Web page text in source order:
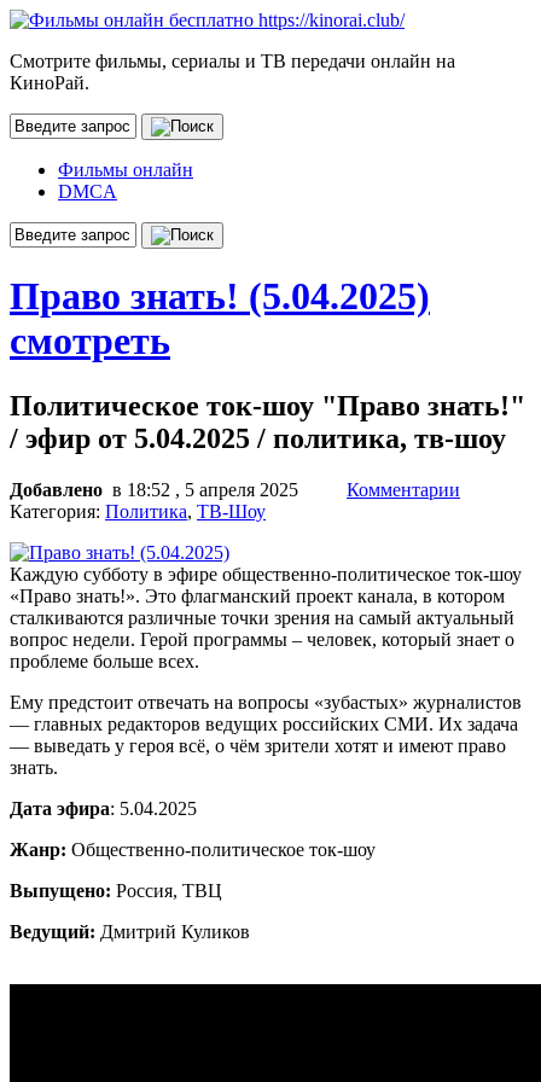
Смотрите фильмы, сериалы и ТВ передачи онлайн на
КиноРай.
Фильмы онлайн
DMCA
Право знать! (5.04.2025)
смотреть
Политическое ток-шоу "Право знать!"
/ эфир от 5.04.2025 / политика, тв-шоу
Добавлено в 18:52 , 5 апреля 2025
Комментарии
Категория: Политика, ТВ-Шоу
Каждую субботу в эфире общественно-политическое ток-шоу
«Право знать!». Это флагманский проект канала, в котором
сталкиваются различные точки зрения на самый актуальный
вопрос недели. Герой программы – человек, который знает о
проблеме больше всех.
Ему предстоит отвечать на вопросы «зубастых» журналистов
— главных редакторов ведущих российских СМИ. Их задача
— выведать у героя всё, о чём зрители хотят и имеют право
знать.
Дата эфира: 5.04.2025
Жанр: Общественно-политическое ток-шоу
Выпущено: Россия, ТВЦ
Ведущий: Дмитрий Куликов